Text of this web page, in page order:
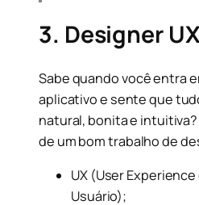
3. Designer
Sabe quando você entra
aplicativo e sente que
natural, bonita e
de um bom trabalho de
UX (User
Usuário);